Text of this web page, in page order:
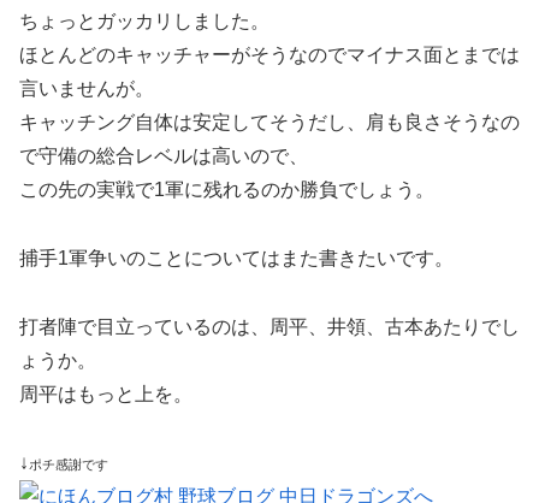
ちょっとガッカリしました。
ほとんどのキャッチャーがそうなのでマイナス面とまでは
言いませんが。
キャッチング自体は安定してそうだし、肩も良さそうなの
で守備の総合レベルは高いので、
この先の実戦で1軍に残れるのか勝負でしょう。
捕手1軍争いのことについてはまた書きたいです。
打者陣で目立っているのは、周平、井領、古本あたりでし
ょうか。
周平はもっと上を。
↓ ポチ感謝です